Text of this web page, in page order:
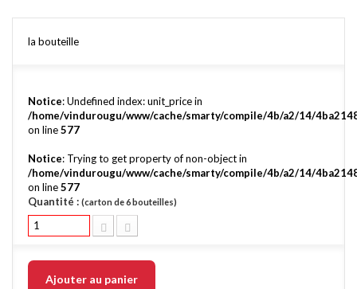
la bouteille
Notice: Undefined index: unit_price in
/home/vindurougu/www/cache/smarty/compile/4b/a2/14/
on line577
Notice: Trying to get property of non-object in
/home/vindurougu/www/cache/smarty/compile/4b/a2/14/
on line577
Quantité : (carton de 6 bouteilles)
Ajouter au panier